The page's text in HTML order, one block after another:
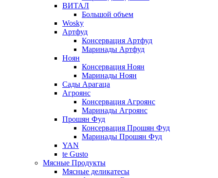
ВИТАЛ
Большой объем
Wosky
Артфуд
Консервация Артфуд
Маринады Артфуд
Ноян
Консервация Ноян
Маринады Ноян
Сады Арагаца
Агроянс
Консервация Агроянс
Маринады Агроянс
Прошян Фуд
Консервация Прошян Фуд
Маринады Прошян Фуд
YAN
te Gusto
Мясные Продукты
Мясные деликатесы